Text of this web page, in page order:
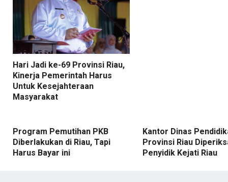
Hari Jadi ke-69 Provinsi Riau,
Kinerja Pemerintah Harus
Untuk Kesejahteraan
Masyarakat
Program Pemutihan PKB
Diberlakukan di Riau, Tapi
Harus Bayar ini
Kantor Dinas
Provinsi Riau
Penyidik Kejati Riau